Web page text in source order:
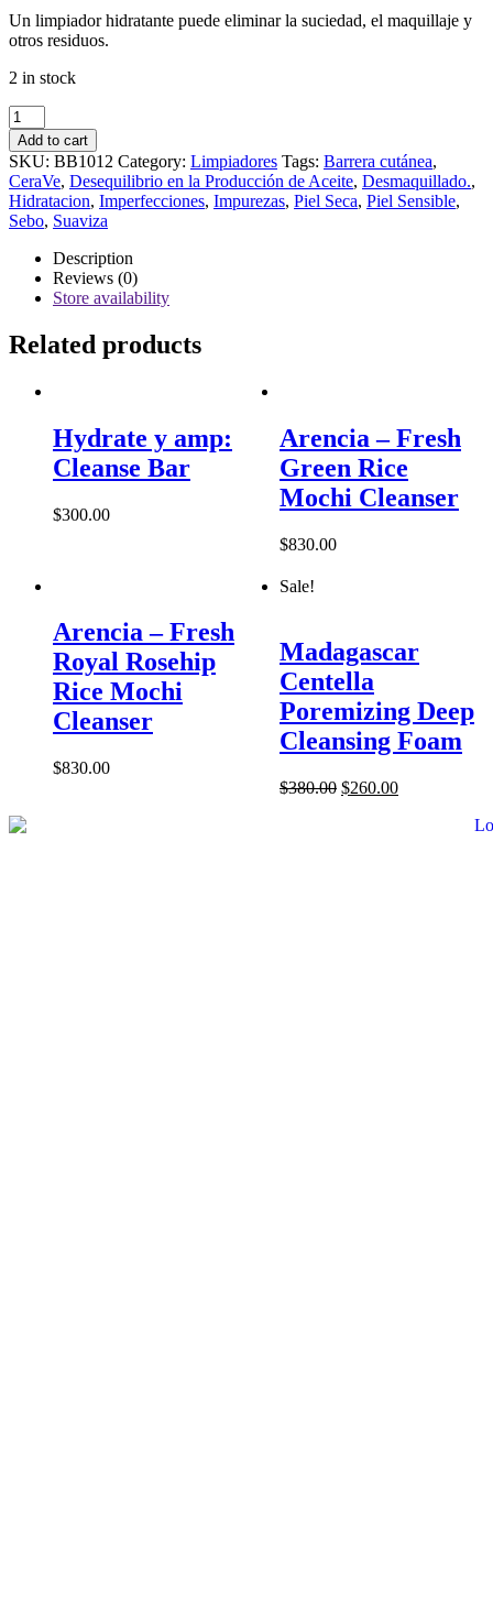
Un limpiador hidratante puede eliminar la suciedad, el maquillaje y
otros residuos.
2 in stock
Hydrating
Facial
Cleanser
quantity
Add to cart
SKU: BB1012 Category: Limpiadores Tags: Barrera cutánea,
CeraVe, Desequilibrio en la Producción de Aceite, Desmaquillado.,
Hidratacion, Imperfecciones, Impurezas, Piel Seca, Piel Sensible,
Sebo, Suaviza
Description
Reviews (0)
Store availability
Related products
Hydrate y amp:
Cleanse Bar
$300.00
Arencia – Fresh
Green Rice
Mochi Cleanser
$830.00
Arencia – Fresh
Royal Rosehip
Rice Mochi
Cleanser
$830.00
Sale!
Madagascar
Centella
Poremizing Deep
Cleansing Foam
$380.00 $260.00